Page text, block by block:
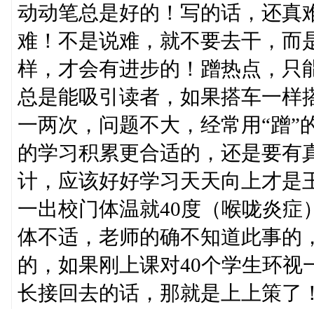
动动笔总是好的！写的话，还真
难！不是说难，就不要去干，而
样，才会有进步的！蹭热点，只
总是能吸引读者，如果搭车一样
一两次，问题不大，经常用“蹭”
的学习积累更合适的，还是要有
计，应该好好学习天天向上才是
一出校门体温就40度（喉咙炎
体不适，老师的确不知道此事的
的，如果刚上课对40个学生环
长接回去的话，那就是上上策了